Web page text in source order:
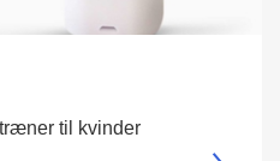
til kvinder